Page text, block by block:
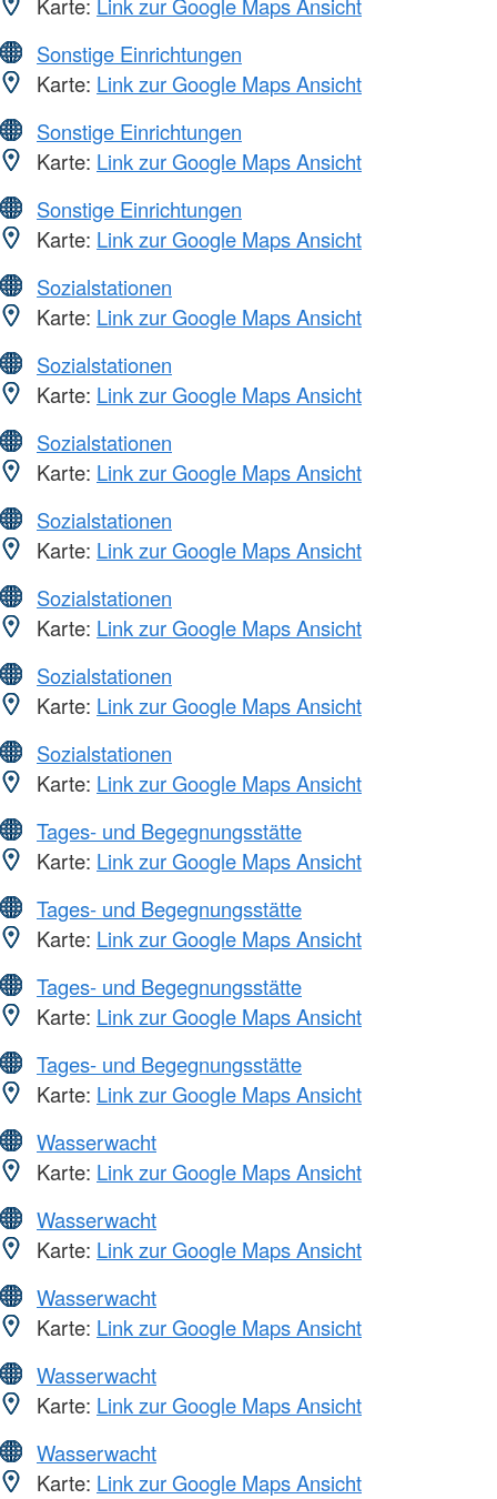
Sonstige Einrichtungen
Karte: Link zur Google Maps Ansicht
Sonstige Einrichtungen
Karte: Link zur Google Maps Ansicht
Sonstige Einrichtungen
Karte: Link zur Google Maps Ansicht
Sozialstationen
Karte: Link zur Google Maps Ansicht
Sozialstationen
Karte: Link zur Google Maps Ansicht
Sozialstationen
Karte: Link zur Google Maps Ansicht
Sozialstationen
Karte: Link zur Google Maps Ansicht
Sozialstationen
Karte: Link zur Google Maps Ansicht
Sozialstationen
Karte: Link zur Google Maps Ansicht
Sozialstationen
Karte: Link zur Google Maps Ansicht
Tages- und Begegnungsstätte
Karte: Link zur Google Maps Ansicht
Tages- und Begegnungsstätte
Karte: Link zur Google Maps Ansicht
Tages- und Begegnungsstätte
Karte: Link zur Google Maps Ansicht
Tages- und Begegnungsstätte
Karte: Link zur Google Maps Ansicht
Wasserwacht
Karte: Link zur Google Maps Ansicht
Wasserwacht
Karte: Link zur Google Maps Ansicht
Wasserwacht
Karte: Link zur Google Maps Ansicht
Wasserwacht
Karte: Link zur Google Maps Ansicht
Wasserwacht
Karte: Link zur Google Maps Ansicht